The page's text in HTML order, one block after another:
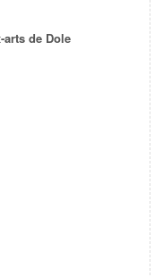
arts de Dole